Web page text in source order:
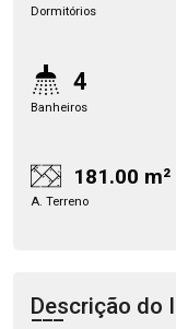
Dormitórios
4
Banheiros
181.00 m²
A. Terreno
Descrição do